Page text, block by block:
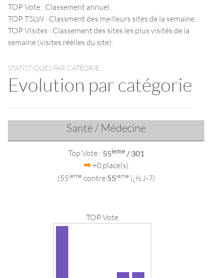
TOP Vote : Classement annuel.
TOP TSLW : Classment des meilleurs sites de la semaine.
TOP VIsites : Classement des sites les plus visités de la
semaine (visites réèlles du site).
STATISTIQUES PAR CATÉORIE
Evolution par catégorie
Santé / Médecine
Top Vote : 55ieme/ 301
+0 place(s)
(55ieme contre 55ieme ï¿½ J-7)
TOP Vote